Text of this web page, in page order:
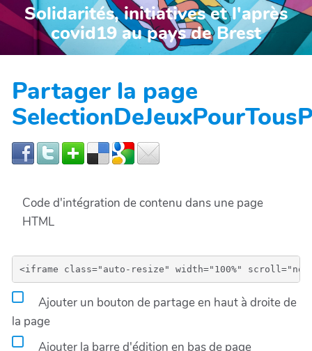
Solidarités, initiatives et l'après
covid19 au pays de Brest
Partager la page
Code d'intégration de contenu dans une page
HTML
Ajouter un bouton de partage en haut à droite de
la page
Ajouter la barre d'édition en bas de page